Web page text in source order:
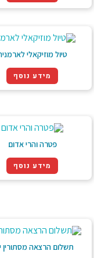
טיול מוזיקאלי לארמניה
מידע נוסף
פטרה והרי אדום
מידע נוסף
תשלום הרצאה מסתורין יווני